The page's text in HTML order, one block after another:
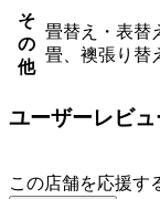
そ
の
他
畳替え・表替
畳、襖張り替
ユーザーレビュ
この店舗を応援す